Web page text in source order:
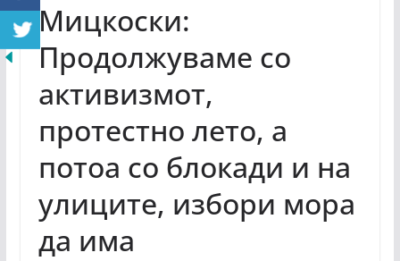
Мицкоски:
Продолжуваме со
активизмот,
протестно лето, а
потоа со блокади и на
улиците, избори мора
да има